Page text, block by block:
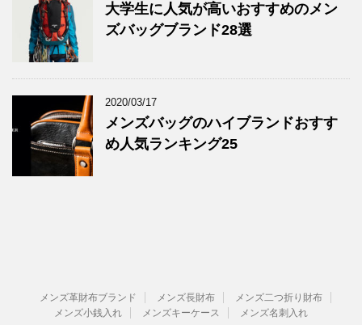
大学生に人気が高いおすすめのメン
ズバッグブランド28選
2020/03/17
メンズバッグのハイブランドおすす
め人気ランキング25
メンズ革財布ブランド メンズ長財布
メンズ二つ折り財布
メンズ小銭入れ
メンズキーケース メンズ名刺入れ